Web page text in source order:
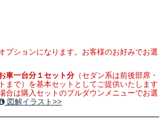
プションになります。お客様のお好みでお選
車一台分１セット分（セダン系は前後部席・
まで）を基本セットとしてご提供いたします
合は購入セットのプルダウンメニューでお選
図解イラスト>>